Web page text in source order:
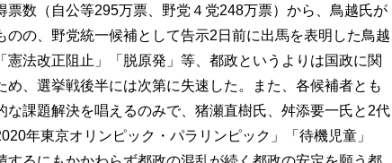
票数（自公等295万票、野党４党248万票）から、鳥越氏が
のの、野党統一候補として告示2日前に出馬を表明した鳥越
憲法改正阻止」「脱原発」等、都政というよりは国政に関
め、選挙戦後半には次第に失速した。また、各候補者とも
な課題解決を唱えるのみで、猪瀬直樹氏、舛添要一氏と2代
年東京オリンピック・パラリンピック」「待機児童」